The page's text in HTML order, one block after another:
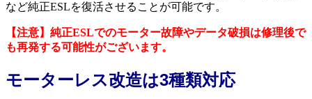
など純正ESLを復活させることが可能です。
【注意】純正ESLでのモーター故障やデータ破損は修理後で
も再発する可能性がございます。
モーターレス改造は3種類対応